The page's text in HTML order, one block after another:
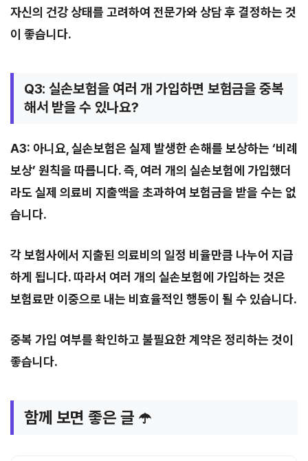
자신의 건강 상태를 고려하여 전문가와 상담 후 결정하는 것
이 좋습니다.
Q3: 실손보험을 여러 개 가입하면 보험금을 중복
해서 받을 수 있나요?
A3: 아니요, 실손보험은 실제 발생한 손해를 보상하는 ‘비례
보상’ 원칙을 따릅니다. 즉, 여러 개의 실손보험에 가입했더
라도 실제 의료비 지출액을 초과하여 보험금을 받을 수는 없
습니다.
각 보험사에서 지출된 의료비의 일정 비율만큼 나누어 지급
하게 됩니다. 따라서 여러 개의 실손보험에 가입하는 것은
보험료만 이중으로 내는 비효율적인 행동이 될 수 있습니다.
중복 가입 여부를 확인하고 불필요한 계약은 정리하는 것이
좋습니다.
함께 보면 좋은 글 ☂️